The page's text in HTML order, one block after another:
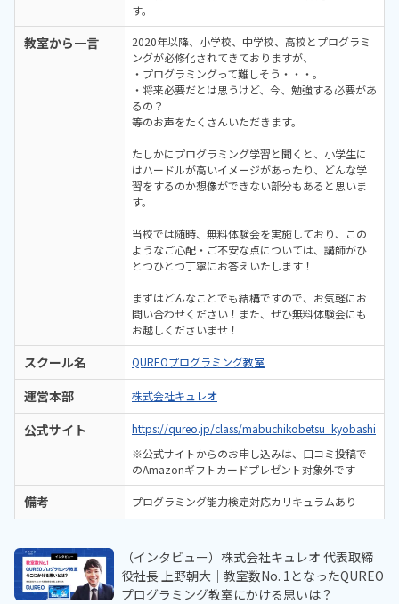
す。
教室から一言
2020年以降、小学校、中学校、高校とプログラミ
ングが必修化されてきておりますが、
・プログラミングって難しそう・・・。
・将来必要だとは思うけど、今、勉強する必要があ
るの？
等のお声をたくさんいただきます。
たしかにプログラミング学習と聞くと、小学生に
はハードルが高いイメージがあったり、どんな学
習をするのか想像ができない部分もあると思いま
す。
当校では随時、無料体験会を実施しており、この
ようなご心配・ご不安な点については、講師がひ
とつひとつ丁寧にお答えいたします！
まずはどんなことでも結構ですので、お気軽にお
問い合わせください！また、ぜひ無料体験会にも
お越しくださいませ！
スクール名 QUREOプログラミング教室
運営本部 株式会社キュレオ
公式サイト
https://qureo.jp/class/mabuchikobetsu_kyobashi
※公式サイトからのお申し込みは、口コミ投稿で
のAmazonギフトカードプレゼント対象外です
備考 プログラミング能力検定対応カリキュラムあり
（インタビュー）株式会社キュレオ 代表取締
役社長 上野朝大｜教室数No. 1となったQUREO
プログラミング教室にかける思いは？